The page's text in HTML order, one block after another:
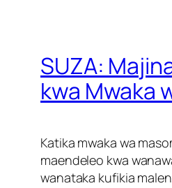
SUZA:
kwa Mwaka
Katika mwaka wa
maendeleo kwa
wanataka kufikia